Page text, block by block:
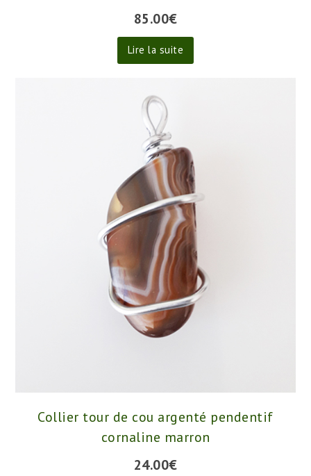
85.00€
Lire la suite
Collier tour de cou argenté pendentif
cornaline marron
24.00€